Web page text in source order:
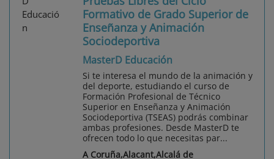
Formativo de Grado Superior de
Enseñanza y Animación
Sociodeportiva
MasterD Educación
Si te interesa el mundo de la animación y
del deporte, estudiando el curso de
Formación Profesional de Técnico
Superior en Enseñanza y Animación
Sociodeportiva (TSEAS) podrás combinar
ambas profesiones. Desde MasterD te
ofrecen todo lo que necesitas par...
A Coruña,Alacant,Alcalá de